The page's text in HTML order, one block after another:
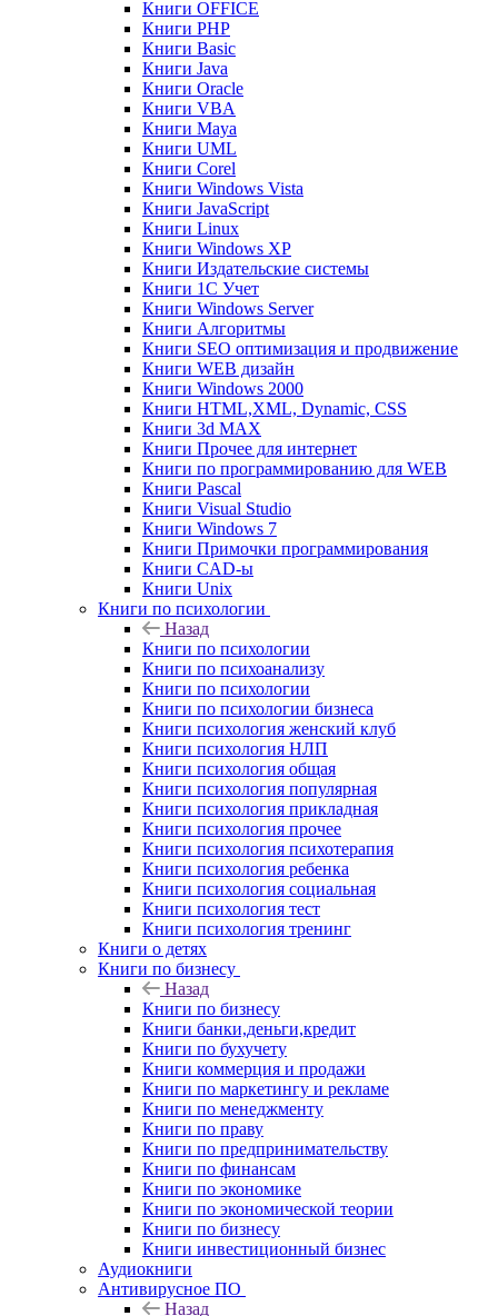
Книги OFFICE
Книги PHP
Книги Basic
Книги Java
Книги Oracle
Книги VBA
Книги Maya
Книги UML
Книги Corel
Книги Windows Vista
Книги JavaScript
Книги Linux
Книги Windows XP
Книги Издательские системы
Книги 1C Учет
Книги Windows Server
Книги Алгоритмы
Книги SEO оптимизация и продвижение
Книги WEB дизайн
Книги Windows 2000
Книги HTML,XML, Dynamic, CSS
Книги 3d MAX
Книги Прочее для интернет
Книги по программированию для WEB
Книги Pascal
Книги Visual Studio
Книги Windows 7
Книги Примочки программирования
Книги CAD-ы
Книги Unix
Книги по психологии
Назад
Книги по психологии
Книги по психоанализу
Книги по психологии
Книги по психологии бизнеса
Книги психология женский клуб
Книги психология НЛП
Книги психология общая
Книги психология популярная
Книги психология прикладная
Книги психология прочее
Книги психология психотерапия
Книги психология ребенка
Книги психология социальная
Книги психология тест
Книги психология тренинг
Книги о детях
Книги по бизнесу
Назад
Книги по бизнесу
Книги банки,деньги,кредит
Книги по бухучету
Книги коммерция и продажи
Книги по маркетингу и рекламе
Книги по менеджменту
Книги по праву
Книги по предпринимательству
Книги по финансам
Книги по экономике
Книги по экономической теории
Книги по бизнесу
Книги инвестиционный бизнес
Аудиокниги
Антивирусное ПО
Назад